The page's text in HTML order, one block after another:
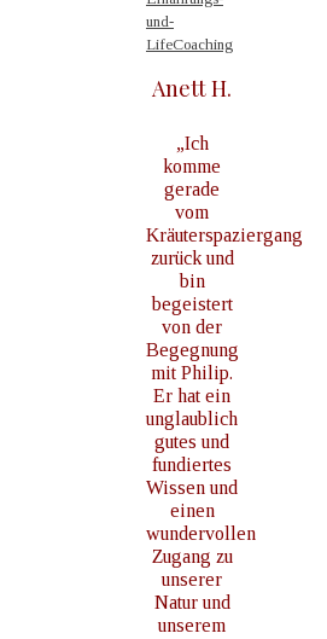
Anett H.
„Ich
komme
gerade
vom
Kräuterspaziergang
zurück und
bin
begeistert
von der
Begegnung
mit Philip.
Er hat ein
unglaublich
gutes und
fundiertes
Wissen und
einen
wundervollen
Zugang zu
unserer
Natur und
unserem